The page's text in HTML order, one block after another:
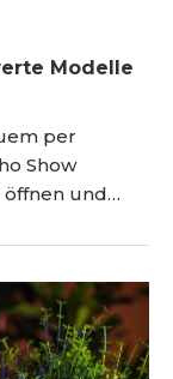
Modelle
per
Show
öffnen und
sich
verwenden. In
Funktionen
Modelle